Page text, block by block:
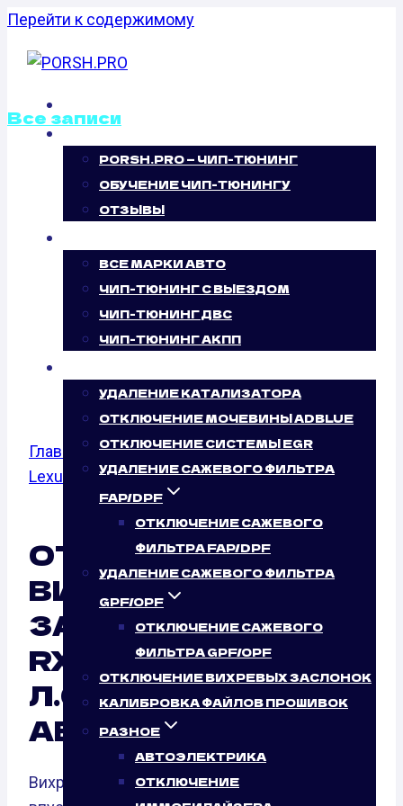
Перейти к содержимому
PORSH.PRO — ЧИП-ТЮНИНГ
ОБУЧЕНИЕ ЧИП-ТЮНИНГУ
ОТЗЫВЫ
ВСЕ МАРКИ АВТО
ЧИП-ТЮНИНГ С ВЫЕЗДОМ
ЧИП-ТЮНИНГ ДВС
ЧИП-ТЮНИНГ АКПП
УДАЛЕНИЕ КАТАЛИЗАТОРА
ОТКЛЮЧЕНИЕ МОЧЕВИНЫ ADBLUE
ОТКЛЮЧЕНИЕ СИСТЕМЫ EGR
УДАЛЕНИЕ САЖЕВОГО ФИЛЬТРА
FAP/DPF
ОТКЛЮЧЕНИЕ САЖЕВОГО
ФИЛЬТРА FAP/DPF
УДАЛЕНИЕ САЖЕВОГО ФИЛЬТРА
GPF/OPF
ОТКЛЮЧЕНИЕ САЖЕВОГО
ФИЛЬТРА GPF/OPF
ОТКЛЮЧЕНИЕ ВИХРЕВЫХ ЗАСЛОНОК
КАЛИБРОВКА ФАЙЛОВ ПРОШИВОК
РАЗНОЕ
АВТОЭЛЕКТРИКА
ОТКЛЮЧЕНИЕ
Все записи
ОТКЛЮЧЕНИЕ
ВИХРЕВЫХ
ЗАСЛОНОК
LEXUS RX II
400H (210 Л.С.)
Главная /Отключение вихревых заслонок
Lexus
/ 400h
ОТКЛЮЧЕНИЕ
ВИХРЕВЫХ
ЗАСЛОНОК LEXUS
RX II 400H (210
Л.С.): НУЖНО ЛИ ЭТО
АВТО?
Вихревые заслонки — это элементы